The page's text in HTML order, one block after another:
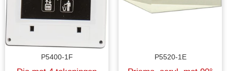
P5400-1F P5520-1E